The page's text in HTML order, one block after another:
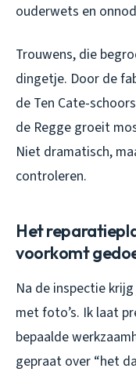
ouderwets en
Trouwens, die
dingetje. Door de
de Ten Cate-
de Regge groeit
Niet dramatisch,
controleren.
Het
voorkomt
Na de inspectie
met foto’s. Ik laat
bepaalde
gepraat over “het